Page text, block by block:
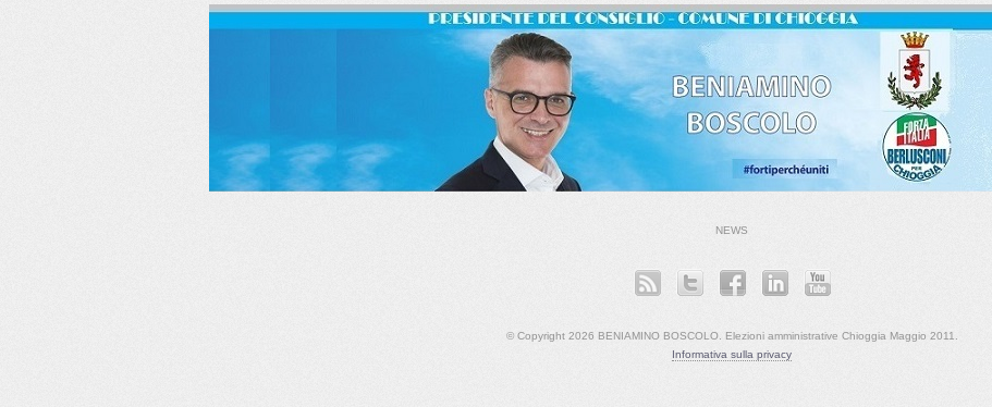
NEWS
© Copyright 2026 BENIAMINO BOSCOLO. Elezioni amministrative Chioggia Maggio 2011.
Informativa sulla privacy